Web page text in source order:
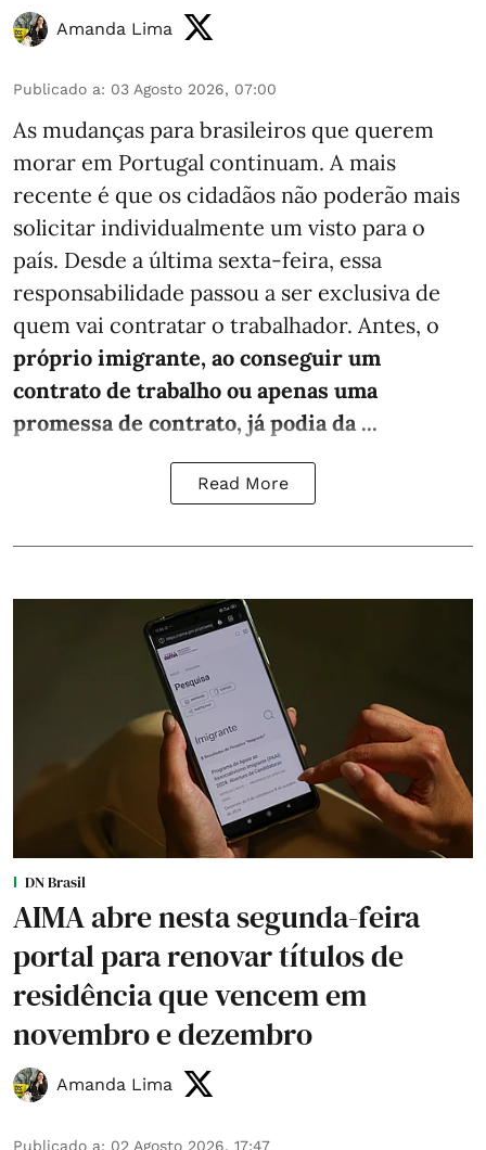
Amanda Lima
Publicado a: 03 Agosto 2026, 07:00
As mudanças para brasileiros que querem
morar em Portugal continuam. A mais
recente é que os cidadãos não poderão mais
solicitar individualmente um visto para o
país. Desde a última sexta-feira, essa
responsabilidade passou a ser exclusiva de
quem vai contratar o trabalhador. Antes, o
próprio imigrante, ao conseguir um
contrato de trabalho ou apenas uma
promessa de contrato, já podia da ...
Read More
DN Brasil
AIMA abre nesta segunda-feira
portal para renovar títulos de
residência que vencem em
novembro e dezembro
Amanda Lima
Publicado a: 02 Agosto 2026, 17:47